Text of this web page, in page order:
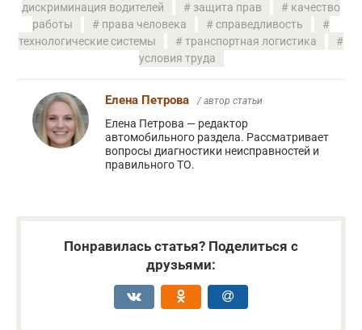
дискриминация водителей
защита прав
качество
работы
права человека
справедливость
технологические системы
транспортная логистика
условия труда
Елена Петрова / автор статьи
Елена Петрова — редактор
автомобильного раздела. Рассматривает
вопросы диагностики неисправностей и
правильного ТО.
Понравилась статья? Поделиться с
друзьями: